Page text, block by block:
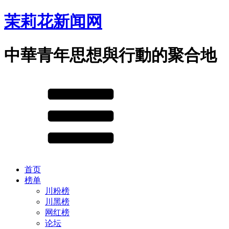
茉莉花新闻网
中華青年思想與行動的聚合地
首页
榜单
川粉榜
川黑榜
网红榜
论坛